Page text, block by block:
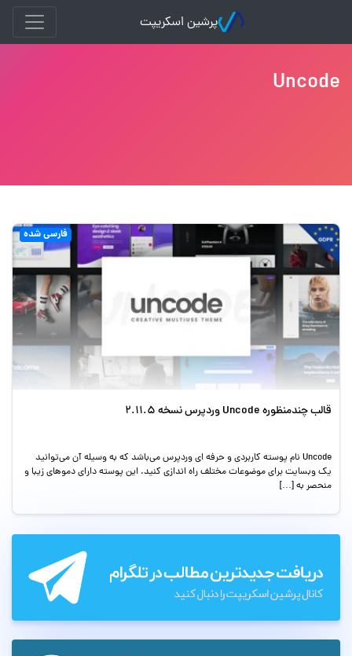
پرشین اسکریپت
Uncode
فارسی شده
قالب چندمنظوره Uncode وردپرس نسخه 2.11.5
Uncode نام پوسته کاربردی و حرفه ای وردپرس می‌باشد که به وسیله آن می‌توانید
یک وبسایت برای موضوعات مختلف راه اندازی کنید. این پوسته دارای دموهای زیبا و
منحصر به […]